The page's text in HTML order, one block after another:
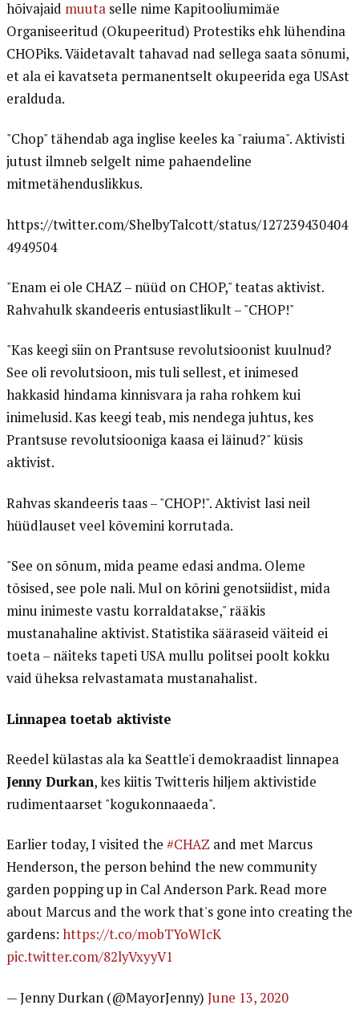
hõivajaid muutaselle nime Kapitooliumimäe
Organiseeritud (Okupeeritud) Protestiks ehk lühendina
CHOPiks. Väidetavalt tahavad nad sellega saata sõnumi,
et ala ei kavatseta permanentselt okupeerida ega USAst
eralduda.
"Chop" tähendab aga inglise keeles ka "raiuma". Aktivisti
jutust ilmneb selgelt nime pahaendeline
mitmetähenduslikkus.
https://twitter.com/ShelbyTalcott/status/127239430404
4949504
"Enam ei ole CHAZ – nüüd on CHOP," teatas aktivist.
Rahvahulk skandeeris entusiastlikult – "CHOP!"
"Kas keegi siin on Prantsuse revolutsioonist kuulnud?
See oli revolutsioon, mis tuli sellest, et inimesed
hakkasid hindama kinnisvara ja raha rohkem kui
inimelusid. Kas keegi teab, mis nendega juhtus, kes
Prantsuse revolutsiooniga kaasa ei läinud?" küsis
aktivist.
Rahvas skandeeris taas – "CHOP!". Aktivist lasi neil
hüüdlauset veel kõvemini korrutada.
"See on sõnum, mida peame edasi andma. Oleme
tõsised, see pole nali. Mul on kõrini genotsiidist, mida
minu inimeste vastu korraldatakse," rääkis
mustanahaline aktivist. Statistika sääraseid väiteid ei
toeta – näiteks tapeti USA mullu politsei poolt kokku
vaid üheksa relvastamata mustanahalist.
Linnapea toetab aktiviste
Reedel külastas ala ka Seattle'i demokraadist linnapea
Jenny Durkan, kes kiitis Twitteris hiljem aktivistide
rudimentaarset "kogukonnaaeda".
Earlier today, I visited the #CHAZ and met Marcus
Henderson, the person behind the new community
garden popping up in Cal Anderson Park. Read more
about Marcus and the work that's gone into creating the
gardens: https://t.co/mobTYoWIcK
pic.twitter.com/82lyVxyyV1
— Jenny Durkan (@MayorJenny) June 13, 2020